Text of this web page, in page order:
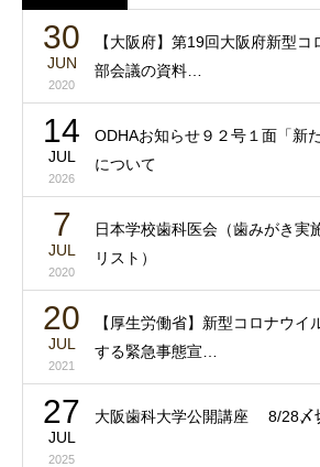
30
JUN
2020
【大阪府】第19回大阪府新型
部会議の資料…
14
JUL
2026
ODHAお知らせ９２号１面「新
について
7
JUL
2020
日本学校歯科医会（歯みがき実
リスト）
20
JUL
2021
【厚生労働省】新型コロナウイ
する緊急事態宣…
27
JUL
2025
大阪歯科大学公開講座 8/28〆